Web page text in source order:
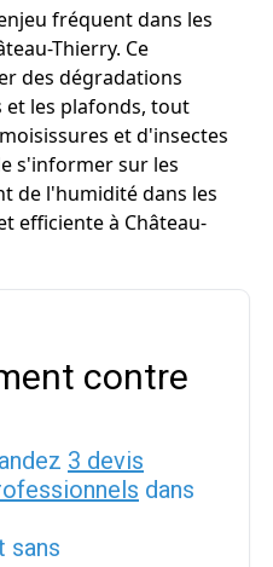
fréquent dans les
Thierry. Ce
des dégradations
et les plafonds, tout
et d'insectes
s'informer sur les
de l'humidité dans les
efficiente à Château-
contre
3 devis
dans
sans